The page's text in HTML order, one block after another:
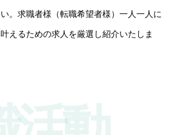
。求職者様（転職希望者様）一人一人に
えるための求人を厳選し紹介いたしま